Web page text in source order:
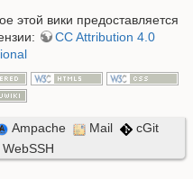
этой вики предоставляется
CC Attribution 4.0
Ampache Mail
cGit
WebSSH